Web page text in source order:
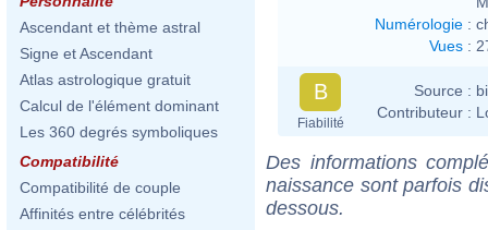
Ascendant et thème astral
Signe et Ascendant
Atlas astrologique gratuit
Calcul de l'élément dominant
Les 360 degrés symboliques
Compatibilité
Compatibilité de couple
Affinités entre célébrités
Numérologie :
Vues :
B
Fiabilité
Source :
Contributeur :
Des informations
naissance sont parfois
dessous.